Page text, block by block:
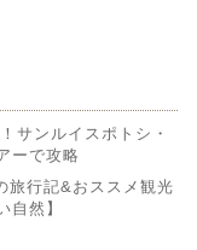
サンルイスポトシ・
ーで攻略
旅行記&おススメ観光
自然】